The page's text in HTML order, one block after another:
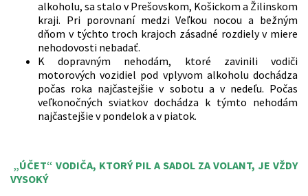
alkoholu, sa stalo v Prešovskom, Košickom a Žilinskom
kraji. Pri porovnaní medzi Veľkou nocou a bežným
dňom v týchto troch krajoch zásadné rozdiely v miere
nehodovosti nebadať.
K dopravným nehodám, ktoré zavinili vodiči
motorových vozidiel pod vplyvom alkoholu dochádza
počas roka najčastejšie v sobotu a v nedeľu. Počas
veľkonočných sviatkov dochádza k týmto nehodám
najčastejšie v pondelok a v piatok.
„ÚČET“ VODIČA, KTORÝ PIL A SADOL ZA VOLANT, JE VŽDY
VYSOKÝ